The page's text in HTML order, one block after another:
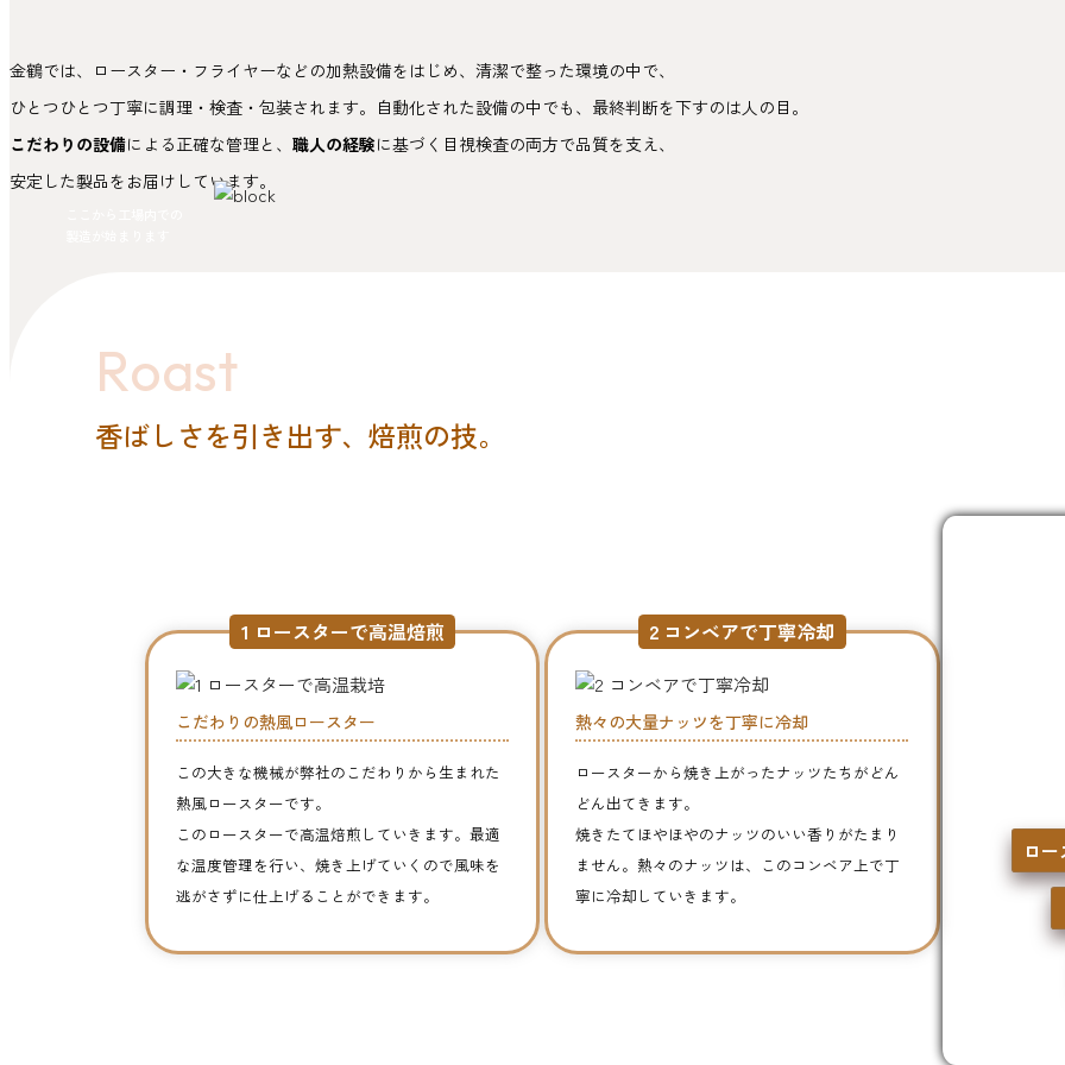
ます。この様子は「
呼ばれ、シャワーのように
休
金鶴では、ロースター・フライヤーなどの加熱設備をはじめ、清潔で整った環境の中で、
ひとつひとつ丁寧に調理・検査・包装されます。自動化された設備の中でも、最終判断を下すのは人の目。
こだわりの設備による正確な管理と、 職人の経験に基づく目視検査の両方で品質を支え、
安定した製品をお届けしています。
Roast
香ばしさを引き出す、焙煎の技。
1 ロースターで高温焙煎
こだわりの熱風ロースター
この大きな機械が弊社のこだわりから生まれた
熱風ロースターです。
このロースターで高温焙煎していきます。最適
な温度管理を行い、焼き上げていくので風味を
逃がさずに仕上げることができます。
2 コンベアで丁寧冷却
熱々の大量ナッツを丁寧に冷却
ロースターから焼き上がったナッツたちがどん
どん出てきます。
焼きたてほやほやのナッツのいい香りがたまり
ません。熱々のナッツは、このコンベア上で丁
寧に冷却していきます。
ロ